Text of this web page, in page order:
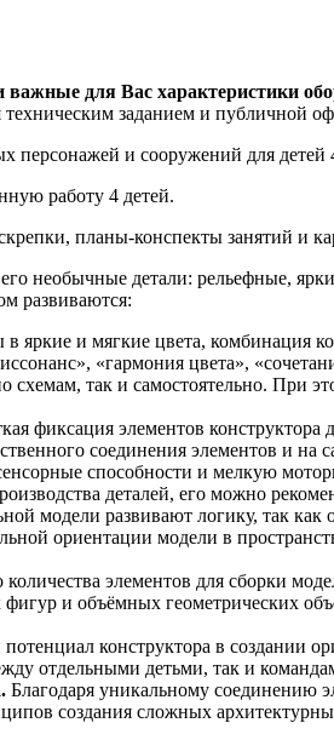
для Вас характеристики
заданием и публичной
персонажей и сооружений для детей
работу 4 детей.
планы-конспекты занятий и
необычные детали: рельефные,
развиваются:
яркие и мягкие цвета, комбинация
«гармония цвета»,
схемам, так и самостоятельно. При
фиксация элементов
соединения элементов и на
способности и мелкую
деталей, его можно
модели развивают логику, так
ориентации модели в
элементов для сборки
и объёмных геометрических
конструктора в создании
отдельными детьми, так и
Благодаря уникальному соединению
создания сложных